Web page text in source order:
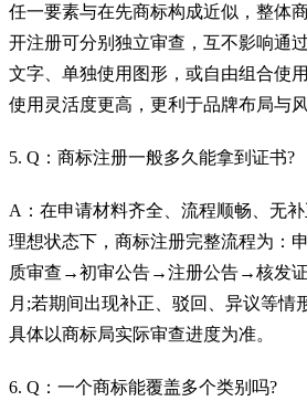
任一要素与在先商标构成近似，整体
开注册可分别独立审查，互不影响通
文字、单独使用图形，或自由组合使
使用灵活度更高，更利于品牌布局与风
5. Q：商标注册一般多久能拿到证书?
A：在申请材料齐全、流程顺畅、无
理想状态下，商标注册完整流程为
质审查→初审公告→注册公告→核发证
月;若期间出现补正、驳回、异议等情
具体以商标局实际审查进度为准。
6. Q：一个商标能覆盖多个类别吗?